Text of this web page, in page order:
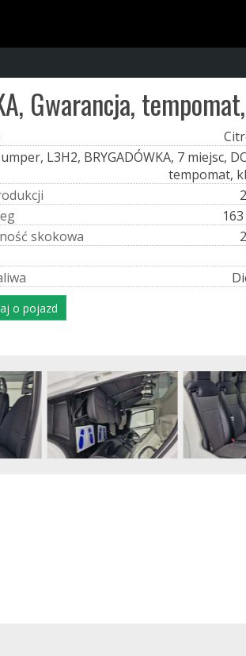
Gwarancja,
L3H2, BRYGADÓWKA, 7 miejsc,
tempomat,
odukcji
eg
ność skokowa
liwa
o pojazd